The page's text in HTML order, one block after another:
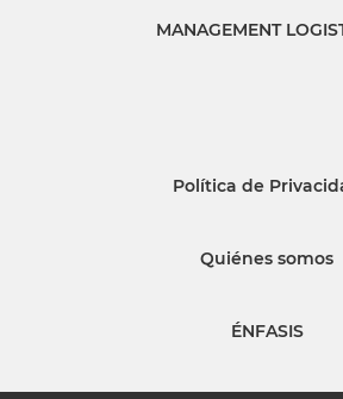
MANAGEMENT
Política de
Quiénes somos
ÉNFASIS